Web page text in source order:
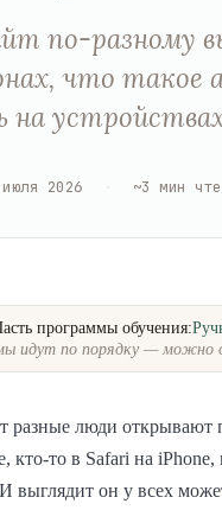
по-разному
что такое
на
2026 ~3 мин
программы обучения:
идут по порядку — можно
разные люди открывают
то в Safari на iPhone,
выглядит он у всех